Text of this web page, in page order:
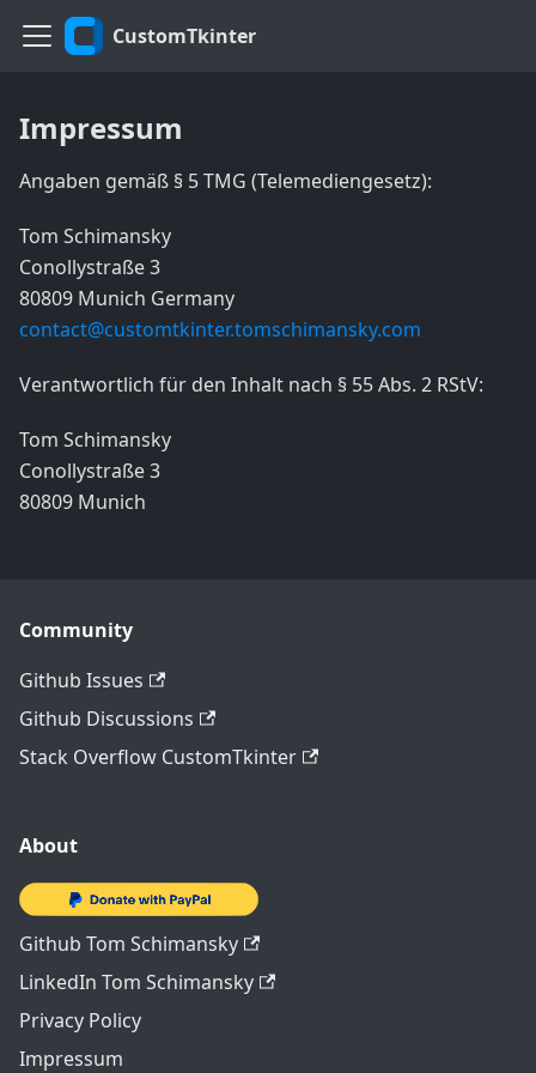
CustomTkinter
Impressum
Angaben gemäß § 5 TMG (Telemediengesetz):
Tom Schimansky
Conollystraße 3
80809 Munich Germany
contact@customtkinter.tomschimansky.com
Verantwortlich für den Inhalt nach § 55 Abs. 2 RStV:
Tom Schimansky
Conollystraße 3
80809 Munich
Community
Github Issues
Github Discussions
Stack Overflow CustomTkinter
About
Github Tom Schimansky
LinkedIn Tom Schimansky
Privacy Policy
Impressum